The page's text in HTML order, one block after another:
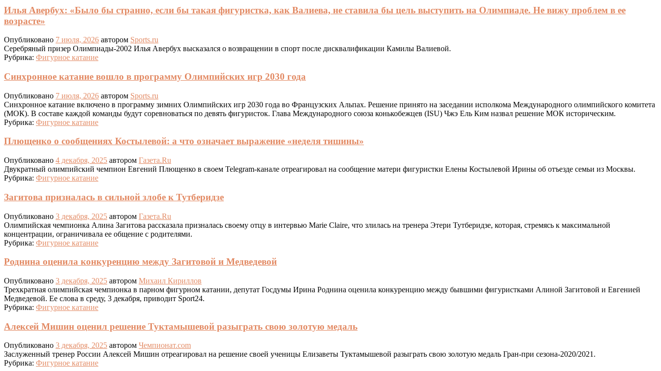
Илья Авербух: «Было бы странно, если бы такая фигуристка, как Валиева, не ставила бы цель выступить на Олимпиаде. Не вижу проблем в ее
возрасте»
Опубликовано 7 июля, 2026 автором Sports.ru
Серебряный призер Олимпиады-2002 Илья Авербух высказался о возвращении в спорт после дисквалификации Камилы Валиевой.
Рубрика: Фигурное катание
Синхронное катание вошло в программу Олимпийских игр 2030 года
Опубликовано 7 июля, 2026 автором Sports.ru
Синхронное катание включено в программу зимних Олимпийских игр 2030 года во Французских Альпах. Решение принято на заседании исполкома Международного олимпийского комитета
(МОК). В составе каждой команды будут соревноваться по девять фигуристок. Глава Международного союза конькобежцев (ISU) Чжэ Ель Ким назвал решение МОК историческим.
Рубрика: Фигурное катание
Плющенко о сообщениях Костылевой: а что означает выражение «неделя тишины»
Опубликовано 4 декабря, 2025 автором Газета.Ru
Двукратный олимпийский чемпион Евгений Плющенко в своем Telegram-канале отреагировал на сообщение матери фигуристки Елены Костылевой Ирины об отъезде семьи из Москвы.
Рубрика: Фигурное катание
Загитова призналась в сильной злобе к Тутберидзе
Опубликовано 3 декабря, 2025 автором Газета.Ru
Олимпийская чемпионка Алина Загитова рассказала призналась своему отцу в интервью Marie Claire, что злилась на тренера Этери Тутберидзе, которая, стремясь к максимальной
концентрации, ограничивала ее общение с родителями.
Рубрика: Фигурное катание
Роднина оценила конкуренцию между Загитовой и Медведевой
Опубликовано 3 декабря, 2025 автором Михаил Кириллов
Трехкратная олимпийская чемпионка в парном фигурном катании, депутат Госдумы Ирина Роднина оценила конкуренцию между бывшими фигуристками Алиной Загитовой и Евгенией
Медведевой. Ее слова в среду, 3 декабря, приводит Sport24.
Рубрика: Фигурное катание
Алексей Мишин оценил решение Туктамышевой разыграть свою золотую медаль
Опубликовано 3 декабря, 2025 автором Чемпионат.com
Заслуженный тренер России Алексей Мишин‎ отреагировал на решение своей ученицы Елизаветы Туктамышевой разыграть свою золотую медаль Гран-при сезона-2020/2021.
Рубрика: Фигурное катание